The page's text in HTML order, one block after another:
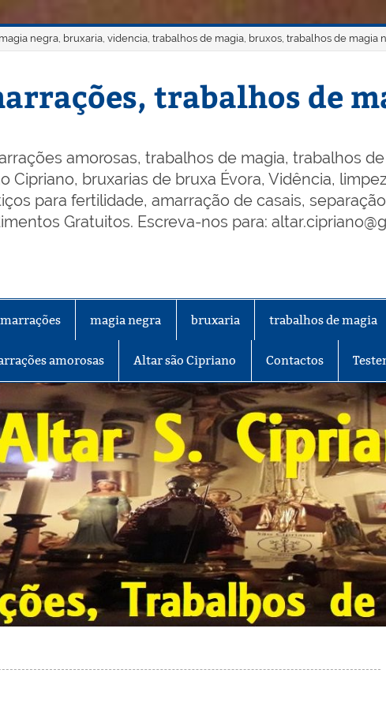
negra, bruxaria, videncia, trabalhos de magia, bruxos, trabalhos de magia
trabalhos de
amorosas, trabalhos de magia, trabalhos
Cipriano, bruxarias de bruxa Évora, Vidência,
para fertilidade, amarração de casais,
Gratuitos. Escreva-nos para:
magia negra bruxaria trabalhos de magia
amorosas Altar são Cipriano Contactos